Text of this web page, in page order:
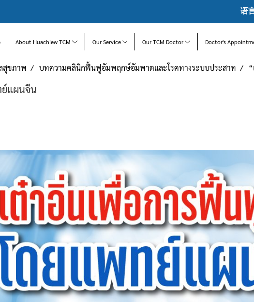
语
About Huachiew TCM Our Service Our TCM Doctor Doctor's
สุขภาพ บทความคลินิกฟื้นฟูอัมพฤกษ์อัมพาตและโรคทางระบบประสาท
ย์แผนจีน